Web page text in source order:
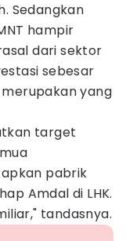
Sedangkan
hampir
dari sektor
sebesar
merupakan yang
target
pabrik
Amdal di LHK.
tandasnya.